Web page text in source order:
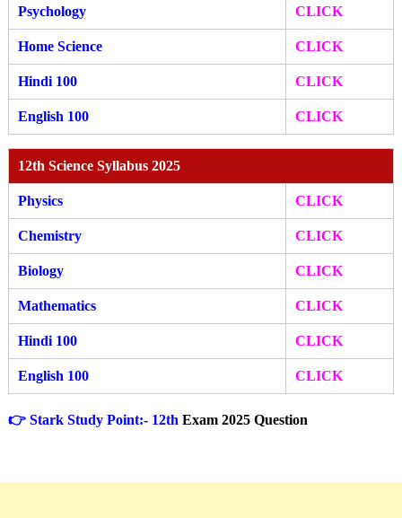
Psychology CLICK
Home Science CLICK
Hindi 100 CLICK
English 100 CLICK
12th Science Syllabus 2025
Physics CLICK
Chemistry CLICK
Biology CLICK
Mathematics CLICK
Hindi 100 CLICK
English 100 CLICK
👉 Stark Study Point:- 12th Exam 2025 Question